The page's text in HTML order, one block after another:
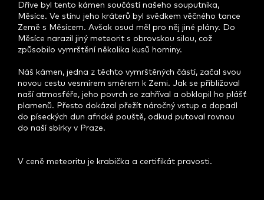
Dříve byl tento kámen součástí našeho souputníka,
Měsíce. Ve stínu jeho kráterů byl svědkem věčného tance
Země s Měsícem. Avšak osud měl pro něj jiné plány. Do
Měsíce narazil jiný meteorit s obrovskou silou, což
způsobilo vymrštění několika kusů horniny.
Náš kámen, jedna z těchto vymrštěných částí, začal svou
novou cestu vesmírem směrem k Zemi. Jak se přibližoval
naší atmosféře, jeho povrch se zahříval a obklopil ho plášť
plamenů. Přesto dokázal přežít náročný vstup a dopadl
do píseckých dun africké pouště, odkud putoval rovnou
do naší sbírky v Praze.
V ceně meteoritu je krabička a certifikát pravosti.